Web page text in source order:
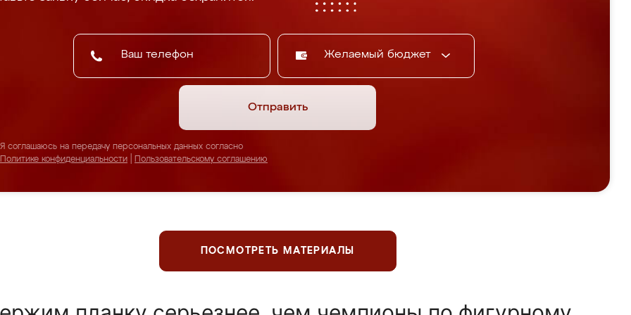
Желаемый бюджет
Отправить
Я соглашаюсь на передачу персональных данных согласно
Политике конфиденциальности
Пользовательскому соглашению
ПОСМОТРЕТЬ МАТЕРИАЛЫ